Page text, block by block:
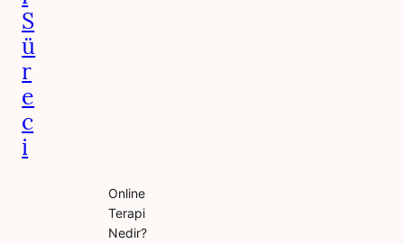
S
ü
r
e
c
i
Online
Terapi
Nedir?